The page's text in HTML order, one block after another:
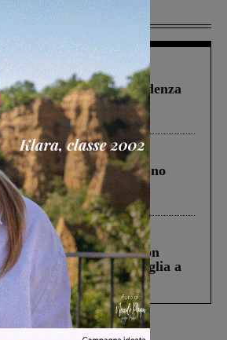
1 Agosto 2026
finanziata oltre la scadenza
Fratelli d’Italia: “Un
Governo”
in A1 in cui morirono
Franco. Lo schianto, il
ai sorpassi fra tir....
struttura di Castiglion
che aveva ucciso la figlia a